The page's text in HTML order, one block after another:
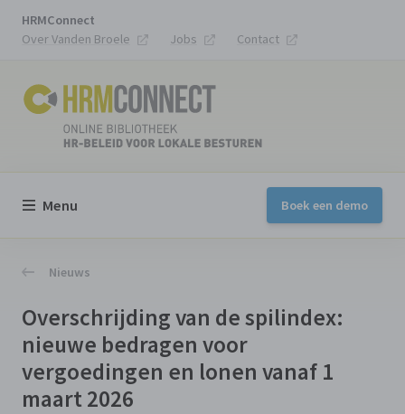
HRMConnect
Over Vanden Broele
Jobs Contact
Menu Boek een demo
Nieuws
Overschrijding van de spilindex:
nieuwe bedragen voor
vergoedingen en lonen vanaf 1
maart 2026